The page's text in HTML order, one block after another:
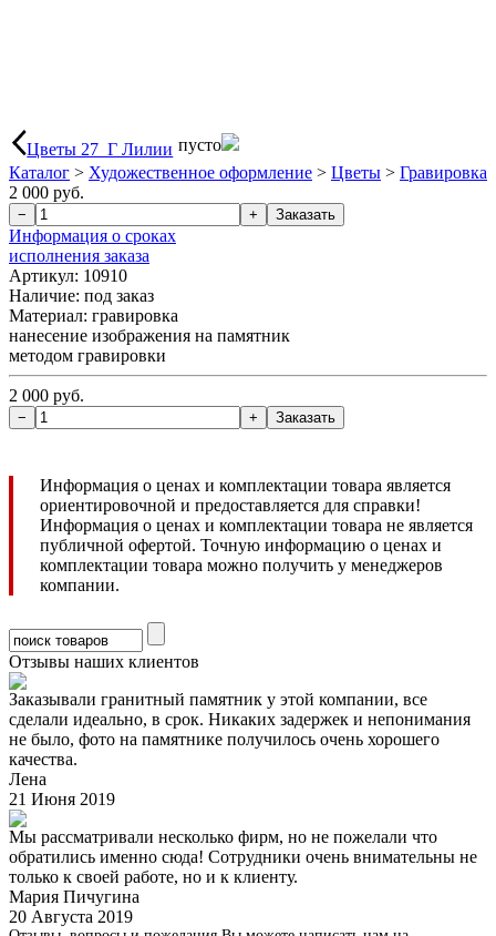
Цветы 27_Г Лилии пусто
Каталог > Художественное оформление > Цветы > Гравировка
2 000 руб.
Информация о сроках
исполнения заказа
Артикул: 10910
Наличие: под заказ
Материал: гравировка
нанесение изображения на памятник
методом гравировки
2 000 руб.
Информация о ценах и комплектации товара является
ориентировочной и предоставляется для справки!
Информация о ценах и комплектации товара не является
публичной офертой. Точную информацию о ценах и
комплектации товара можно получить у менеджеров
компании.
Отзывы наших клиентов
Заказывали гранитный памятник у этой компании, все
сделали идеально, в срок. Никаких задержек и непонимания
не было, фото на памятнике получилось очень хорошего
качества.
Лена
21 Июня 2019
Мы рассматривали несколько фирм, но не пожелали что
обратились именно сюда! Сотрудники очень внимательны не
только к своей работе, но и к клиенту.
Мария Пичугина
20 Августа 2019